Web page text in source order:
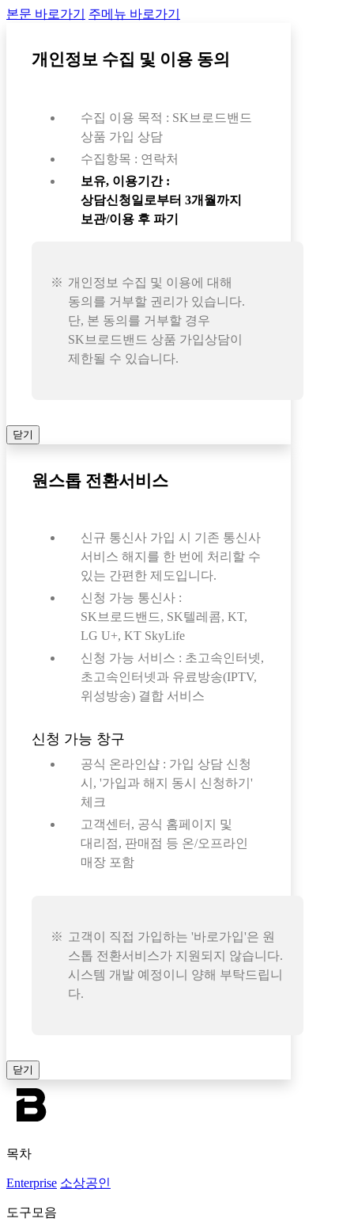
본문 바로가기 주메뉴 바로가기
개인정보 수집 및 이용 동의
수집 이용 목적 : SK브로드밴드
상품 가입 상담
수집항목 : 연락처
보유, 이용기간 :
상담신청일로부터 3개월까지
보관/이용 후 파기
개인정보 수집 및 이용에 대해
동의를 거부할 권리가 있습니다.
단, 본 동의를 거부할 경우
SK브로드밴드 상품 가입상담이
제한될 수 있습니다.
닫기
원스톱 전환서비스
신규 통신사 가입 시 기존 통신사
서비스 해지를 한 번에 처리할 수
있는 간편한 제도입니다.
신청 가능 통신사 :
SK브로드밴드, SK텔레콤, KT,
LG U+, KT SkyLife
신청 가능 서비스 : 초고속인터넷,
초고속인터넷과 유료방송(IPTV,
위성방송) 결합 서비스
신청 가능 창구
공식 온라인샵 : 가입 상담 신청
시, '가입과 해지 동시 신청하기'
체크
고객센터, 공식 홈페이지 및
대리점, 판매점 등 온/오프라인
매장 포함
고객이 직접 가입하는 '바로가입'은 원
스톱 전환서비스가 지원되지 않습니다.
시스템 개발 예정이니 양해 부탁드립니
다.
닫기
목차
Enterprise 소상공인
도구모음